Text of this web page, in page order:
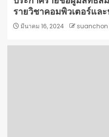
รายวิชาคอมพิวเตอร์แล
มีนาคม 16, 2024 suanchon